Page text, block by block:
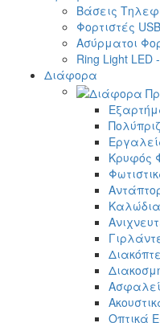
Βάσεις
Φορτιστές USB
Ασύρματοι
Ring Light LED
Διάφορα
Κρυφός
Οπτικά